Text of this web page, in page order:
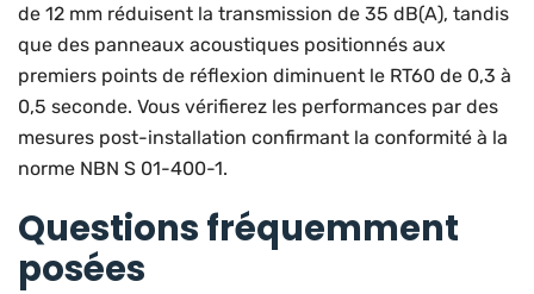
de 12 mm réduisent la transmission de 35 dB(A), tandis
que des panneaux acoustiques positionnés aux
premiers points de réflexion diminuent le RT60 de 0,3 à
0,5 seconde. Vous vérifierez les performances par des
mesures post-installation confirmant la conformité à la
norme NBN S 01-400-1.
Questions fréquemment
posées